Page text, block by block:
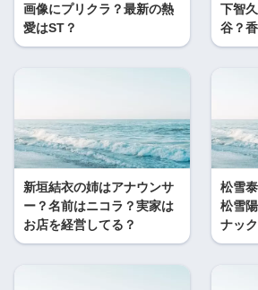
画像にプリクラ？最新の熱
愛はST？
下智
谷？
新垣結衣の姉はアナウンサ
ー？名前はニコラ？実家は
お店を経営してる？
松雪
松雪
ナッ